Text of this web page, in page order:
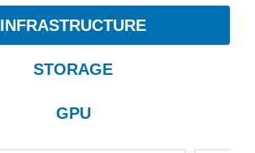
INFRASTRUCTURE
STORAGE
GPU